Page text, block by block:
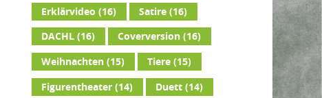
Erklärvideo (16) Satire (16)
DACHL (16) Coverversion (16)
Weihnachten (15) Tiere (15)
Figurentheater (14) Duett (14)